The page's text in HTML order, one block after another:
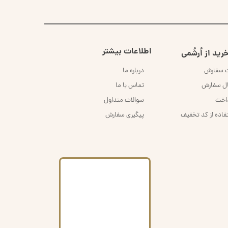
از اُرشُمی
سفارش
سفارش
از کد تخفیف
اطلاعات بیشتر
درباره ما
تماس با ما
سوالات متداول
پیگیری سفارش